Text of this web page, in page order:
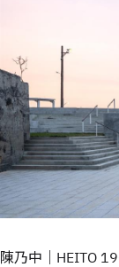
陳乃中｜HEITO